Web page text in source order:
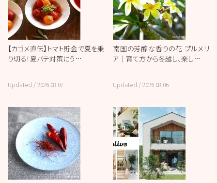
【カゴメ直伝】トマト貯金で夏を乗
り切る！夏バテ対策にう…
Updated /2026.08.07
南国の芳醇な香りの花 プルメリ
ア｜育て方から冬越し、楽し…
Updated /2026.08.06